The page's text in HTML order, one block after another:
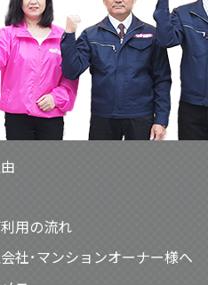
用の流れ
社･マンションオーナー様へ